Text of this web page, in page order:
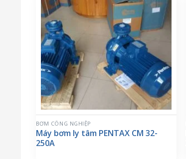
BƠM CÔNG NGHIỆP
Máy bơm ly tâm PENTAX CM 32-
250A